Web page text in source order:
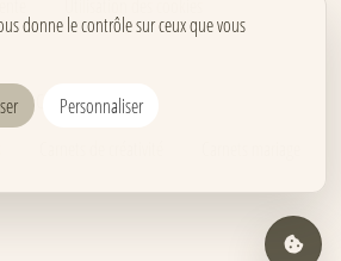
Carnets corporate
donne le contrôle sur ceux que vous
Personnaliser